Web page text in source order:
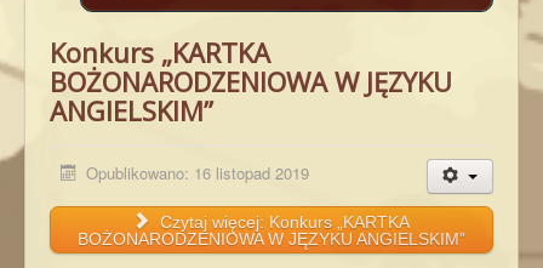
Konkurs „KARTKA
BOŻONARODZENIOWA W JĘZYKU
ANGIELSKIM”
Opublikowano: 16 listopad 2019
Czytaj więcej: Konkurs „KARTKA
BOŻONARODZENIOWA W JĘZYKU ANGIELSKIM”